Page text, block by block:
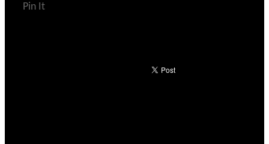
Pin It